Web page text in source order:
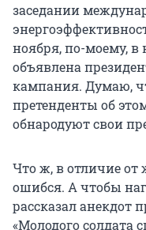
заседании
ноября, по-моему, в
объявлена
кампания. Думаю,
претенденты об
обнародуют свои
Что ж, в отличие от
ошибся. А чтобы
рассказал анекдот
«Молодого солдата